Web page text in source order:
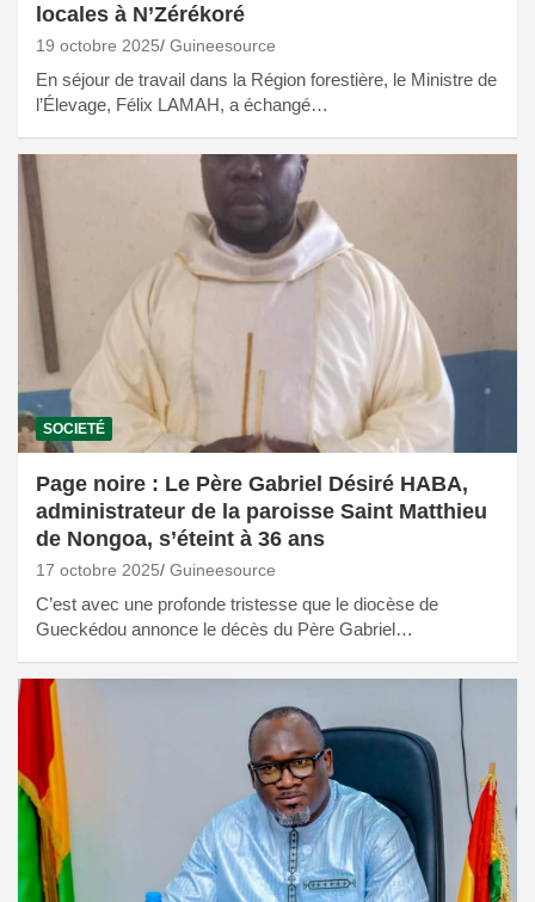
locales à N’Zérékoré
19 octobre 2025 Guineesource
En séjour de travail dans la Région forestière, le Ministre de
l’Élevage, Félix LAMAH, a échangé…
SOCIETÉ
Page noire : Le Père Gabriel Désiré HABA,
administrateur de la paroisse Saint Matthieu
de Nongoa, s’éteint à 36 ans
17 octobre 2025 Guineesource
C’est avec une profonde tristesse que le diocèse de
Gueckédou annonce le décès du Père Gabriel…